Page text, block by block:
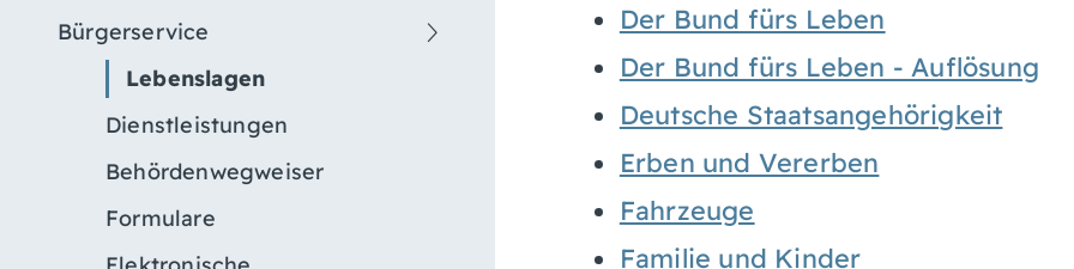
Bürgerservice
Lebenslagen
Dienstleistungen
Behördenwegweiser
Formulare
Der Bund fürs Leben
Der Bund fürs Leben - Auflösung
Deutsche Staatsangehörigkeit
Erben und Vererben
Fahrzeuge
Familie und Kinder